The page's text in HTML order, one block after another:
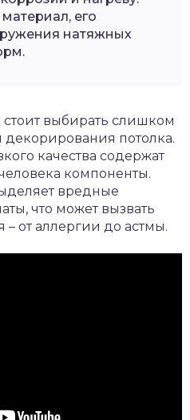
его
натяжных
выбирать слишком
потолка.
качества содержат
компоненты.
вредные
что может вызвать
от аллергии до астмы.